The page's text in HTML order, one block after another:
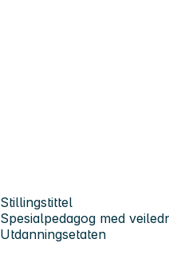
Stillingstittel
Spesialpedagog med
Utdanningsetaten